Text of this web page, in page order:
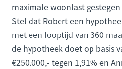
maximale woonlast
Stel dat Robert een
met een looptijd van 360
de hypotheek doet op basis
€250.000,- tegen 1,91% en